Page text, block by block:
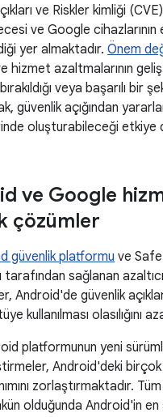
ve Riskler kimliği
ve Google cihazlarının
yer almaktadır. Önem
hizmet azaltmalarının
veya başarılı bir
güvenlik açığından
oluşturabileceği etkiye
ve Google
çözümler
güvenlik platformu ve
tarafından sağlanan
Android'de güvenlik
kullanılması olasılığını
platformunun yeni
Android'deki
zorlaştırmaktadır. Tüm
olduğunda Android'in en